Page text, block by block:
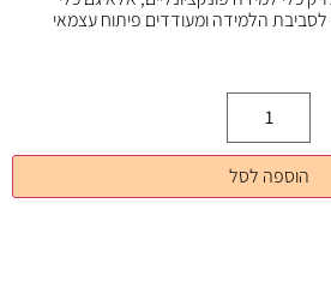
לסביבת הלמידה ומעודדים פיתוח עצמאי
הוספה לסל